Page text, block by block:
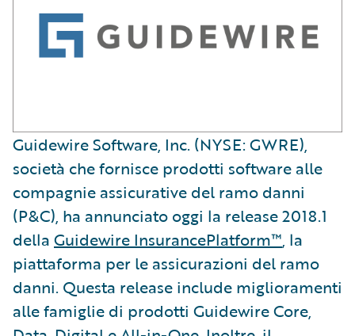
Guidewire Software, Inc. (NYSE: GWRE),
società che fornisce prodotti software alle
compagnie assicurative del ramo danni
(P&C), ha annunciato oggi la release 2018.1
della Guidewire InsurancePlatform™, la
piattaforma per le assicurazioni del ramo
danni. Questa release include miglioramenti
alle famiglie di prodotti Guidewire Core,